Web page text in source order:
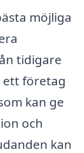
möjliga
tidigare
ett företag
kan ge
och
kan